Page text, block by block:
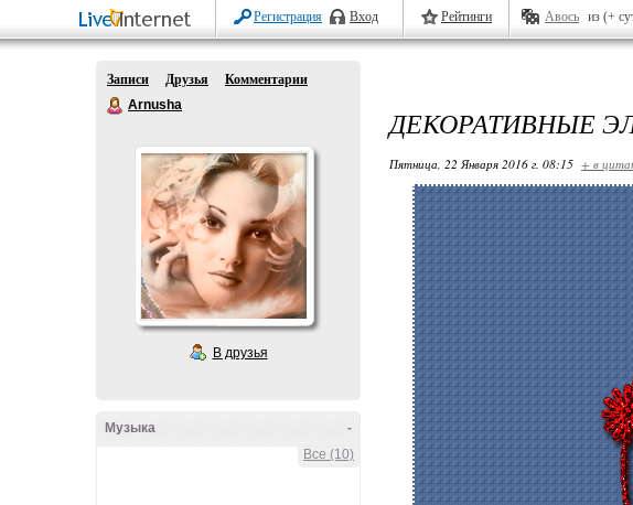
Регистрация Вход Рейтинги Авось из (+
Записи Друзья
Комментарии
Arnusha
В друзья
-
Музыка
Все (10)
ДЕКОРАТИВНЫЕ
Пятница, 22 Января 2016 г. 08:15 + в